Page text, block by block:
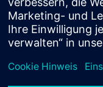
du webbutbildningar